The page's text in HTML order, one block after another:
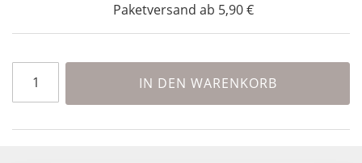
Paketversand ab 5,90 €
IN DEN WARENKORB